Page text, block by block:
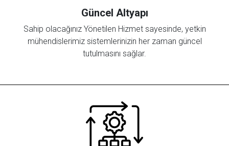
Güncel Altyapı
Sahip olacağınız Yönetilen Hizmet sayesinde, yetkin
mühendislerimiz sistemlerinizin her zaman güncel
tutulmasını sağlar.